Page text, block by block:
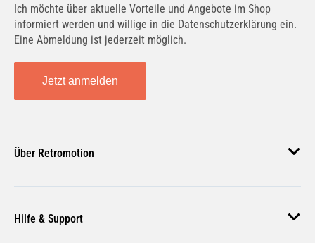
Ich möchte über aktuelle Vorteile und Angebote im Shop
informiert werden und willige in die Datenschutzerklärung ein.
Eine Abmeldung ist jederzeit möglich.
Jetzt anmelden
Über Retromotion
Unsere Jobs
Hilfe & Support